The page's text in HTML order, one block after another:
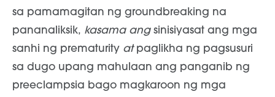
sa pamamagitan ng groundbreaking na
pananaliksik, kasama angsinisiyasat ang mga
sanhi ng prematurity atpaglikha ng pagsusuri
sa dugo upang mahulaan ang panganib ng
preeclampsia bago magkaroon ng mga